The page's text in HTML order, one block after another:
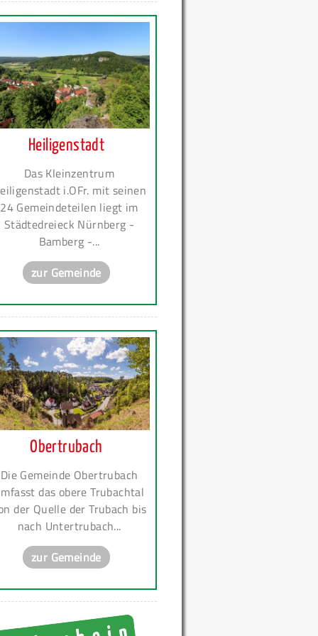
Heiligenstadt
Das Kleinzentrum
i.OFr. mit seinen
24 Gemeindeteilen liegt im
Städtedreieck Nürnberg -
Bamberg -...
zur Gemeinde
Obertrubach
Die Gemeinde Obertrubach
das obere Trubachtal
der Quelle der Trubach bis
nach Untertrubach...
zur Gemeinde